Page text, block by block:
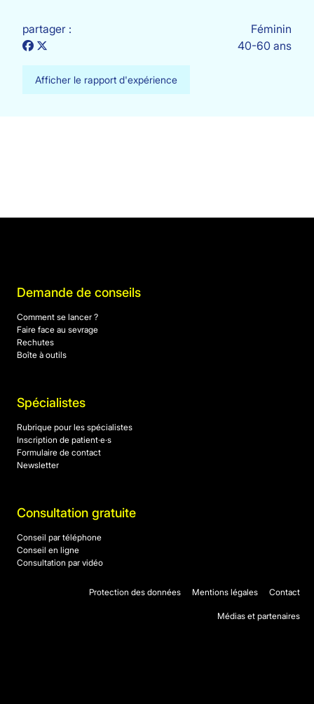
partager :
Afficher le rapport d'expérience
Féminin
40-60 ans
Demande de conseils
Comment se lancer ?
Faire face au sevrage
Rechutes
Boîte à outils
Spécialistes
Rubrique pour les spécialistes
Inscription de patient·e·s
Formulaire de contact
Newsletter
Consultation gratuite
Conseil par téléphone
Conseil en ligne
Consultation par vidéo
Protection des données Mentions légales Contact
Médias et partenaires